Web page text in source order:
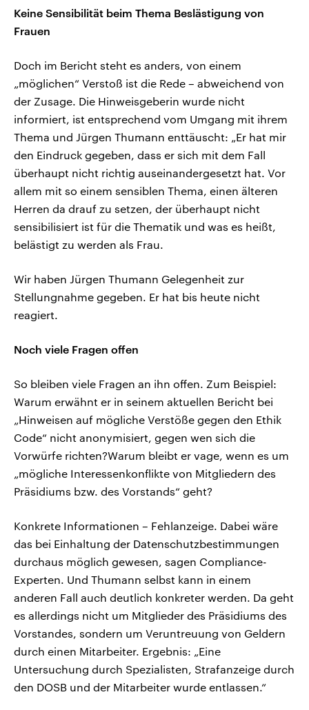
Keine Sensibilität beim Thema Beslästigung von
Frauen
Doch im Bericht steht es anders, von einem
„möglichen“ Verstoß ist die Rede – abweichend von
der Zusage. Die Hinweisgeberin wurde nicht
informiert, ist entsprechend vom Umgang mit ihrem
Thema und Jürgen Thumann enttäuscht: „Er hat mir
den Eindruck gegeben, dass er sich mit dem Fall
überhaupt nicht richtig auseinandergesetzt hat. Vor
allem mit so einem sensiblen Thema, einen älteren
Herren da drauf zu setzen, der überhaupt nicht
sensibilisiert ist für die Thematik und was es heißt,
belästigt zu werden als Frau.
Wir haben Jürgen Thumann Gelegenheit zur
Stellungnahme gegeben. Er hat bis heute nicht
reagiert.
Noch viele Fragen offen
So bleiben viele Fragen an ihn offen. Zum Beispiel:
Warum erwähnt er in seinem aktuellen Bericht bei
„Hinweisen auf mögliche Verstöße gegen den Ethik
Code“ nicht anonymisiert, gegen wen sich die
Vorwürfe richten?Warum bleibt er vage, wenn es um
„mögliche Interessenkonflikte von Mitgliedern des
Präsidiums bzw. des Vorstands“ geht?
Konkrete Informationen – Fehlanzeige. Dabei wäre
das bei Einhaltung der Datenschutzbestimmungen
durchaus möglich gewesen, sagen Compliance-
Experten. Und Thumann selbst kann in einem
anderen Fall auch deutlich konkreter werden. Da geht
es allerdings nicht um Mitglieder des Präsidiums des
Vorstandes, sondern um Veruntreuung von Geldern
durch einen Mitarbeiter. Ergebnis: „Eine
Untersuchung durch Spezialisten, Strafanzeige durch
den DOSB und der Mitarbeiter wurde entlassen.“